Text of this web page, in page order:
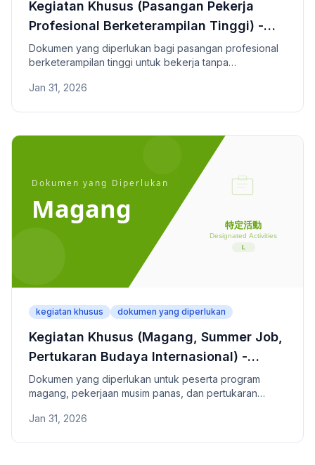
Kegiatan Khusus (Pasangan Pekerja
Profesional Berketerampilan Tinggi) -
Dokumen yang Diperlukan
Dokumen yang diperlukan bagi pasangan profesional
berketerampilan tinggi untuk bekerja tanpa
Jan 31, 2026
kegiatan khusus dokumen yang diperlukan
Kegiatan Khusus (Magang, Summer Job,
Pertukaran Budaya Internasional) -
Dokumen yang Diperlukan
Dokumen yang diperlukan untuk peserta program
magang, pekerjaan musim panas, dan pertukaran
Jan 31, 2026